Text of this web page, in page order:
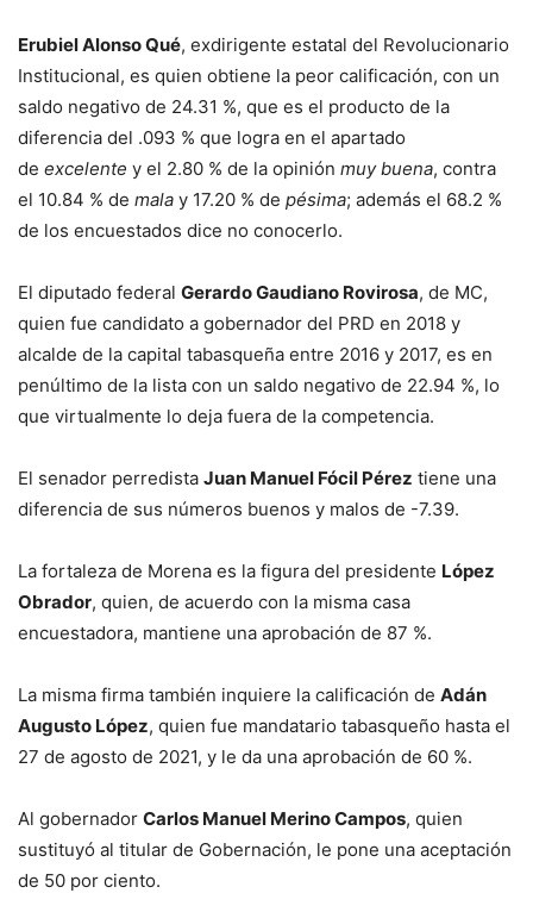
Erubiel Alonso Qué, exdirigente estatal del Revolucionario
Institucional, es quien obtiene la peor calificación, con un
saldo negativo de 24.31 %, que es el producto de la
diferencia del .093 % que logra en el apartado
de excelente y el 2.80 % de la opinión muy buena, contra
el 10.84 % de mala y 17.20 % de pésima; además el 68.2 %
de los encuestados dice no conocerlo.
El diputado federal Gerardo Gaudiano Rovirosa, de MC,
quien fue candidato a gobernador del PRD en 2018 y
alcalde de la capital tabasqueña entre 2016 y 2017, es en
penúltimo de la lista con un saldo negativo de 22.94 %, lo
que virtualmente lo deja fuera de la competencia.
El senador perredista Juan Manuel Fócil Pérez tiene una
diferencia de sus números buenos y malos de -7.39.
La fortaleza de Morena es la figura del presidente López
Obrador, quien, de acuerdo con la misma casa
encuestadora, mantiene una aprobación de 87 %.
La misma firma también inquiere la calificación de Adán
Augusto López, quien fue mandatario tabasqueño hasta el
27 de agosto de 2021, y le da una aprobación de 60 %.
Al gobernador Carlos Manuel Merino Campos, quien
sustituyó al titular de Gobernación, le pone una aceptación
de 50 por ciento.